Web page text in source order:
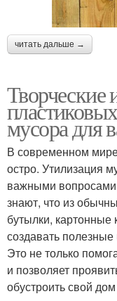
читать дальше →
Творческие
мусора для
В современном
остро. Утилизация
важными вопросами
знают, что из
бутылки,
создавать
Это не только
и позволяет
обустроить свой